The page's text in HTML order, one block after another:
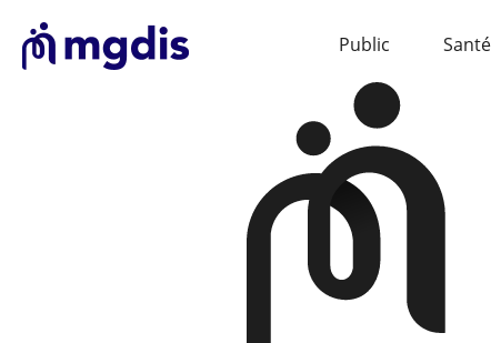
Public Santé